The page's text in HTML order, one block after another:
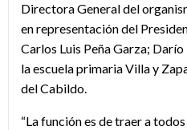
Directora General del
en representación del
Carlos Luis Peña Garza;
la escuela primaria Villa y
del Cabildo.
“La función es de traer a